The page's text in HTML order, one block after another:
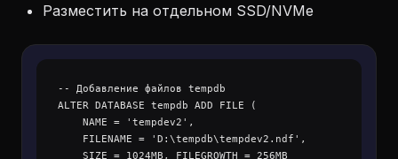
Разместить на отдельном SSD/NVMe
-- Добавление файлов tempdb
ALTER DATABASE tempdb ADD FILE (